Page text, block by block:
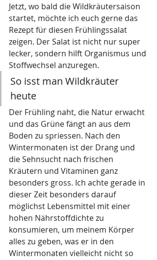
Jetzt, wo bald die Wildkräutersaison
startet, möchte ich euch gerne das
Rezept für diesen Frühlingssalat
zeigen. Der Salat ist nicht nur super
lecker, sondern hilft Organismus und
Stoffwechsel anzuregen.
So isst man Wildkräuter
heute
Der Frühling naht, die Natur erwacht
und das Grüne fängt an aus dem
Boden zu spriessen. Nach den
Wintermonaten ist der Drang und
die Sehnsucht nach frischen
Kräutern und Vitaminen ganz
besonders gross. Ich achte gerade in
dieser Zeit besonders darauf
möglichst Lebensmittel mit einer
hohen Nährstoffdichte zu
konsumieren, um meinem Körper
alles zu geben, was er in den
Wintermonaten vielleicht nicht so